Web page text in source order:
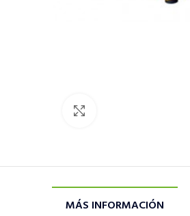
MÁS INFORMACIÓN